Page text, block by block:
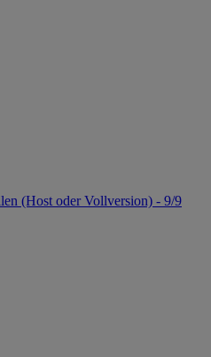
(Host oder Vollversion) - 9/9